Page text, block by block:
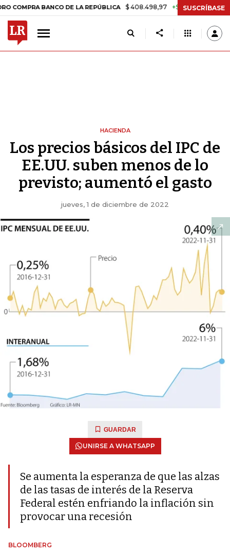
BANCO DE LA REPÚBLICA $ 408.498,97 +$ 8.753,81 +2,19%
SUSCRÍBASE
HACIENDA
Los precios básicos del IPC de
EE.UU. suben menos de lo
previsto; aumentó el gasto
jueves, 1 de diciembre de 2022
GUARDAR
UNIRSE A WHATSAPP
Se aumenta la esperanza de que las alzas
de las tasas de interés de la Reserva
Federal estén enfriando la inflación sin
provocar una recesión
BLOOMBERG